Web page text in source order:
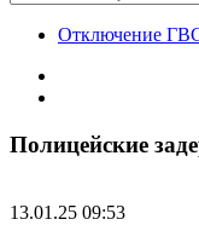
Отключение
Полицейские
13.01.25 09:53